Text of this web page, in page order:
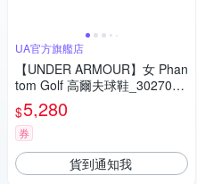
UA官方旗艦店
【UNDER ARMOUR】女 Phan
tom Golf 高爾夫球鞋_3027090
-100
$5,280
券
貨到通知我